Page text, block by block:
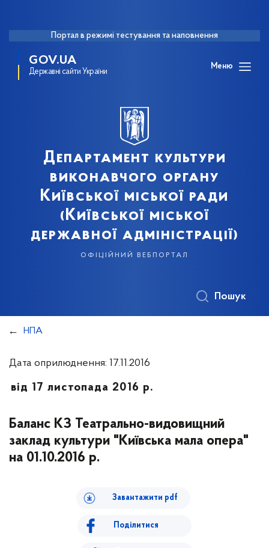
Портал в режимі тестування та наповнення
GOV.UA
Державні сайти України
Меню
Департамент культури
виконавчого органу
Київської міської ради
(Київської міської
державної адміністрації)
офіційний вебпортал
Пошук
НПА
Дата оприлюднення: 17.11.2016
від 17 листопада 2016 р.
Баланс КЗ Театрально-видовищний
заклад культури "Київська мала опера"
на 01.10.2016 р.
Завантажити pdf
Поділитися